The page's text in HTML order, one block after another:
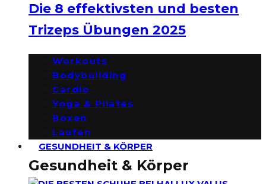
Die 8 effektivsten und besten
Trizeps Übungen 2025
Workouts
Bodybuilding
Cardio
Yoga & Pilates
Boxen
Laufen
GESUNDHEIT & KÖRPER
Gesundheit & Körper